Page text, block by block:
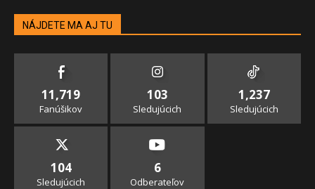
NÁJDETE MA AJ TU
11,719
Fanúšikov
103
Sledujúcich
1,237
Sledujúcich
104
Sledujúcich
6
Odberateľov